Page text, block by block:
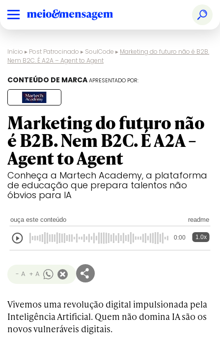
Início ▸ Post Patrocinado ▸ SoulCode ▸ Marketing do futuro não é B2B.
Nem B2C. É A2A – Agent to Agent
CONTEÚDO DE MARCAAPRESENTADO POR:
Marketing do futuro não
é B2B. Nem B2C. É A2A –
Agent to Agent
Conheça a Martech Academy, a plataforma
de educação que prepara talentos não
óbvios para IA
ouça este conteúdo readme
0:00 1.0x
- A + A
Vivemos uma revolução digital impulsionada pela
Inteligência Artificial. Quem não domina IA são os
novos vulneráveis digitais.